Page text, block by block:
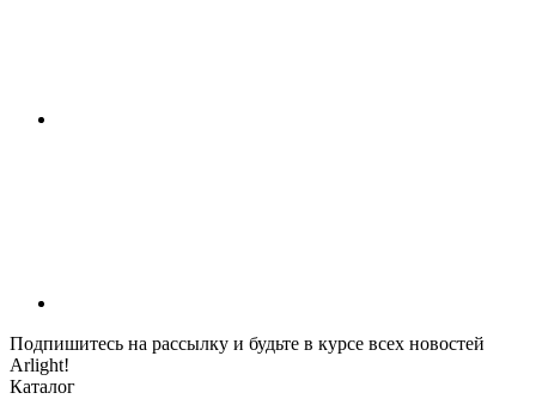
Подпишитесь на рассылку и будьте в курсе всех новостей
Arlight!
Каталог